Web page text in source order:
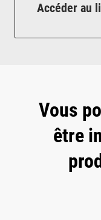
Accéder au
Vous
être